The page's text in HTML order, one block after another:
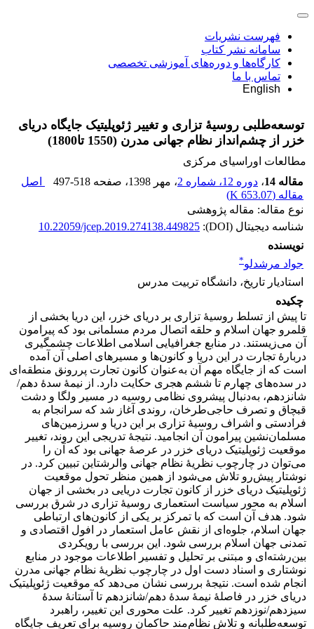
فهرست نشریات
سامانه نشر کتاب
کارگاه‌ها و دوره‌های آموزشی تخصصی
تماس با ما
English
توسعه‌طلبی روسیۀ تزاری و تغییر ژئوپلیتیک جایگاه دریای
خزر از چشم‌انداز نظام جهانی مدرن (1550 تا1800)
مطالعات اوراسیای مرکزی
مقاله 14
، دوره 12، شماره 2 ، مهر 1398 ، صفحه 497-518
اصل
مقاله (653.07 K
)
نوع مقاله: مقاله پژوهشی
شناسه دیجیتال (DOI):
10.22059/jcep.2019.274138.449825
نویسنده
جواد مرشدلو*
استادیار تاریخ، دانشگاه تربیت مدرس
چکیده
تا پیش از تسلط روسیۀ تزاری بر دریای خزر، این دریا بخشی از
قلمرو جهان اسلام و حلقه اتصال مردم مسلمانی بود که پیرامون
آن می‌زیستند. در منابع جغرافیایی اسلامی اطلاعات چشمگیری
دربارۀ تجارت در این دریا و کانون‌ها و مسیرهای اصلی آن آمده
است که از جایگاه مهم آن به‌عنوان کانون تجارت پررونق منطقه‌ای
در سده‌های چهارم تا ششم هجری حکایت دارد. از نیمۀ سدۀ دهم/
شانزدهم، به‌دنبال پیشروی نظامی روسیه در مسیر ولگا و دشت
قبچاق و تصرف حاجی‌طرخان، روندی آغاز شد که سرانجام به
فرادستی و اشراف روسیۀ تزاری بر این دریا و سرزمین‌های
مسلمان‌نشین پیرامون آن انجامید. نتیجۀ تدریجی این روند، تغییر
موقعیت ژئوپلیتیک دریای خزر در عرصۀ جهانی بود که آن را
می‌توان در چارچوب نظریۀ نظام جهانی والرشتاین تبیین کرد. در
نوشتار پیش‌رو تلاش می‌شود از همین منظر تحول موقعیت
ژئوپلیتیک دریای خزر از کانون تجارت دریایی در بخشی از جهان
اسلام به محور سیاست استعماری روسیۀ تزاری در شرق بررسی
شود. هدف آن است که با تمرکز بر یکی از کانون‌های ارتباطی
جهان اسلام، جلوه‌ای از نقش عامل استعمار در افول اقتصادی و
تمدنی جهان اسلام بررسی شود. این بررسی با رویکردی
بین‌رشته‌ای و مبتنی بر تحلیل و تفسیر اطلاعات موجود در منابع
نوشتاری و اسناد دست اول در چارچوب نظریۀ نظام جهانی مدرن
انجام شده است. نتیجۀ بررسی نشان می‌دهد که موقعیت ژئوپلیتیک
دریای خزر در فاصلۀ نیمۀ سدۀ دهم/شانزدهم تا آستانۀ سدۀ
سیزدهم/نوزدهم تغییر کرد. علت محوری این تغییر، راهبرد
توسعه‌طلبانه و تلاش نظام‌مند حاکمان روسیه برای تعریف جایگاه